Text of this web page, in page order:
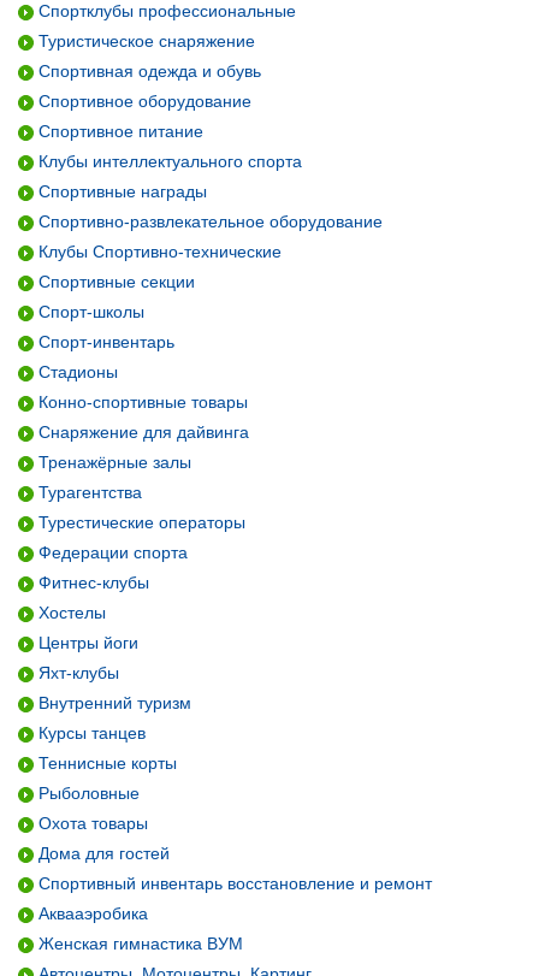
Спортклубы профессиональные
Туристическое снаряжение
Спортивная одежда и обувь
Спортивное оборудование
Спортивное питание
Клубы интеллектуального спорта
Спортивные награды
Спортивно-развлекательное оборудование
Клубы Спортивно-технические
Спортивные секции
Спорт-школы
Спорт-инвентарь
Стадионы
Конно-спортивные товары
Снаряжение для дайвинга
Тренажёрные залы
Турагентства
Турестические операторы
Федерации спорта
Фитнес-клубы
Хостелы
Центры йоги
Яхт-клубы
Внутренний туризм
Курсы танцев
Теннисные корты
Рыболовные
Охота товары
Дома для гостей
Спортивный инвентарь восстановление и ремонт
Аквааэробика
Женская гимнастика ВУМ